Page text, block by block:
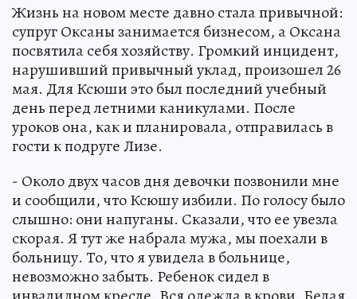
Жизнь на новом месте давно стала привычной:
супруг Оксаны занимается бизнесом, а Оксана
посвятила себя хозяйству. Громкий инцидент,
нарушивший привычный уклад, произошел 26
мая. Для Ксюши это был последний учебный
день перед летними каникулами. После
уроков она, как и планировала, отправилась в
гости к подруге Лизе.
- Около двух часов дня девочки позвонили мне
и сообщили, что Ксюшу избили. По голосу было
слышно: они напуганы. Сказали, что ее увезла
скорая. Я тут же набрала мужа, мы поехали в
больницу. То, что я увидела в больнице,
невозможно забыть. Ребенок сидел в